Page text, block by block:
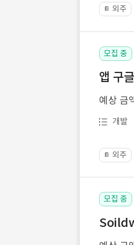
📔 외주
모집 중
앱 구
예상 금
개발
📔 외주
모집 중